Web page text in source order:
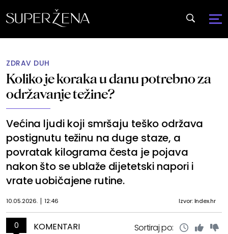
ZDRAV DUH
Koliko je koraka u danu potrebno za
održavanje težine?
Većina ljudi koji smršaju teško održava
postignutu težinu na duge staze, a
povratak kilograma česta je pojava
nakon što se ublaže dijetetski napori i
vrate uobičajene rutine.
10.05.2026. 12:46 Izvor: Index.hr
0 KOMENTARI Sortiraj po: